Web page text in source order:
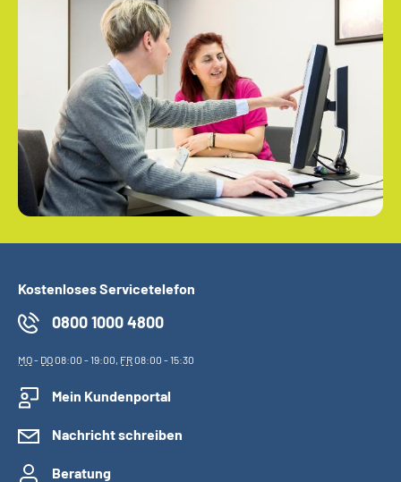
Kostenloses Servicetelefon
0800 1000 4800
MO- DO08:00 - 19:00, FR08:00 - 15:30
Mein Kundenportal
Nachricht schreiben
Beratung